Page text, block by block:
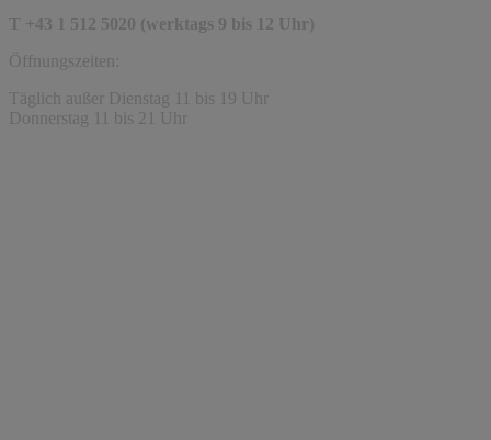
T +43 1 512 5020 (werktags 9 bis 12 Uhr)
Öffnungszeiten:
Täglich außer Dienstag 11 bis 19 Uhr
Donnerstag 11 bis 21 Uhr